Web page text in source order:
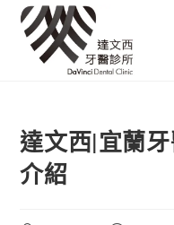
達文西|宜蘭
介紹